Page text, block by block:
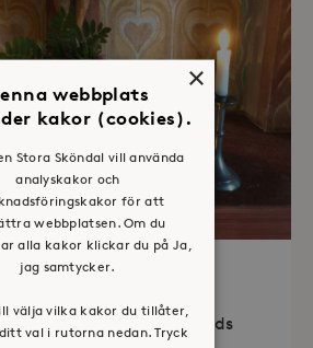
kapell
ljus, sitt ned för en stunds
×
webbplats
kakor (cookies).
Stora Sköndal vill använda
analyskakor och
för att
webbplatsen. Om du
alla kakor klickar du på Ja,
jag samtycker.
välja vilka kakor du tillåter,
val i rutorna nedan. Tryck